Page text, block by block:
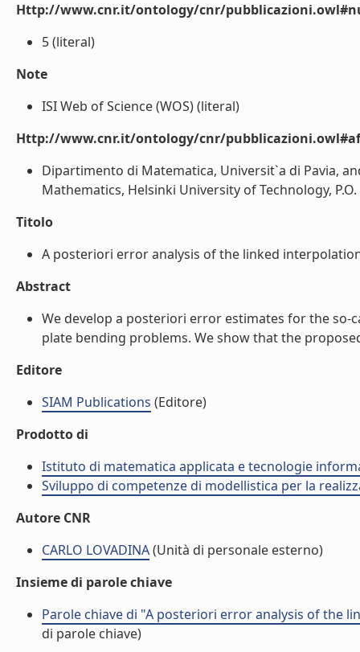
Http://www.cnr.it/ontology/cnr/
5 (literal)
Note
ISI Web of Science (WOS) (literal)
Http://www.cnr.it/ontology/cnr/
Dipartimento di Matematica, Universit`a di Pavia,
Mathematics, Helsinki University of Technology,
Titolo
A posteriori error analysis of the linked
Abstract
We develop a posteriori error estimates for the
plate bending problems. We show that the
Editore
SIAM Publications (Editore)
Prodotto di
Istituto di matematica applicata e tecnologie
Sviluppo di competenze di modellistica per la
Autore CNR
CARLO LOVADINA(Unità di personale esterno)
Insieme di parole chiave
Parole chiave di "A posteriori error analysis of the
di parole chiave)